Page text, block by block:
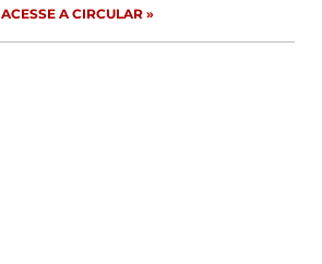
ACESSE A CIRCULAR »